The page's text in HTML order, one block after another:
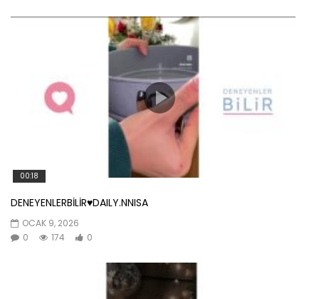
00:18
DENEYENLERBİLİR♥️DAILY.NNISA
OCAK 9, 2026
0
174 0